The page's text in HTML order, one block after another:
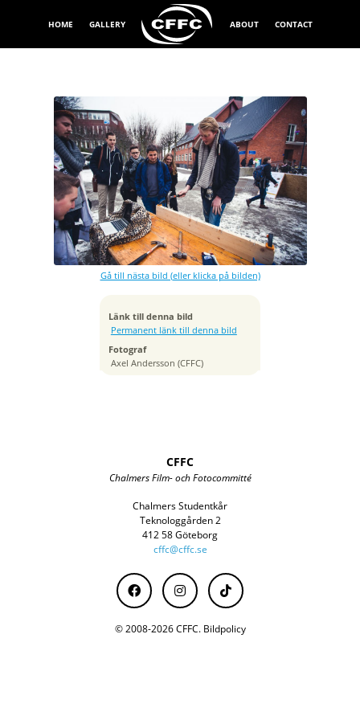
HOME GALLERY ABOUT CONTACT
Gå till nästa bild (eller klicka på bilden)
Länk till denna bild
Permanent länk till denna bild
Fotograf
Axel Andersson (CFFC)
Exponeringstid
1/200 sek
Bländare
f/2.8
Kamera
Canon EOS 5D Mark II
Tagen
ISO
100
Brännvidd
16 mm
CFFC
Chalmers Film- och Fotocommitté
Chalmers Studentkår
Teknologgården 2
412 58 Göteborg
cffc@cffc.se
© 2008-2026 CFFC. Bildpolicy